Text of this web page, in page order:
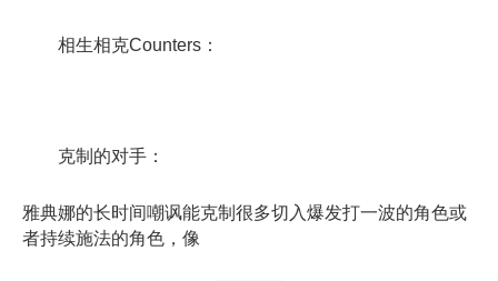
相生相克Counters：
克制的对手：
雅典娜的长时间嘲讽能克制很多切入爆发打一波的角色或
者持续施法的角色，像